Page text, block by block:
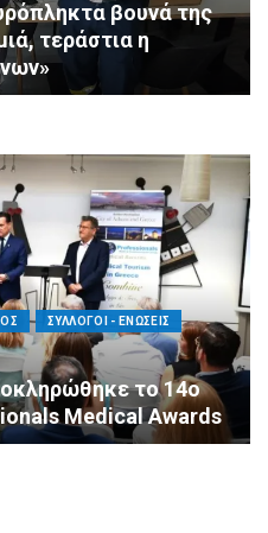
που Δεν
ΥΓΕΙΑ
υγείας και η